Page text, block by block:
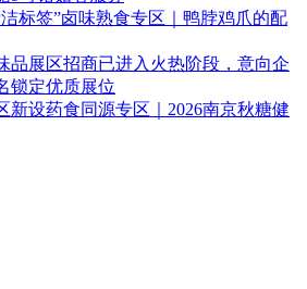
标签”卤味熟食专区｜鸭脖鸡爪的配
品展区招商已进入火热阶段，意向企
锁定优质展位
新设药食同源专区｜2026南京秋糖健